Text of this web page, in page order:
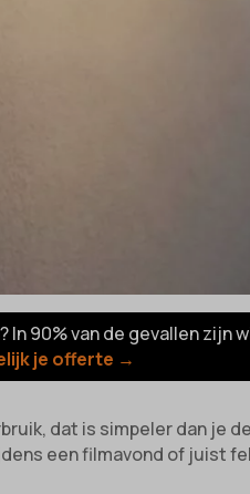
90% van de gevallen zijn
je offerte →
dat is simpeler dan je
een filmavond of juist